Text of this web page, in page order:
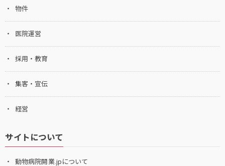
物件
医院運営
採用・教育
集客・宣伝
経営
サイトについて
動物病院開業.jpについて